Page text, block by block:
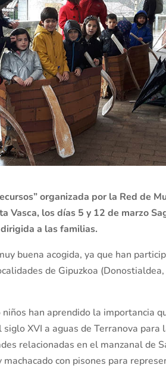
organizada por la Red de
Vasca, los días 5 y 12 de marzo
dirigida a las familias.
buena acogida, ya que han
de Gipuzkoa
han aprendido la importancia
XVI a aguas de Terranova para
relacionadas en el manzanal de
con pisones para